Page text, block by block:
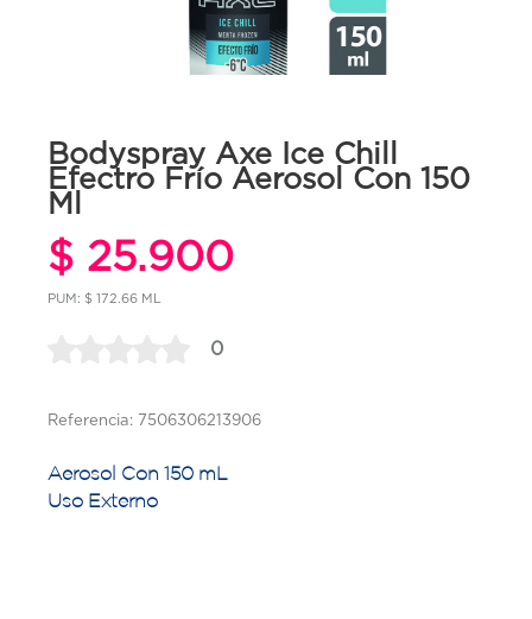
Bodyspray Axe Ice Chill
Efectro Frío Aerosol Con 150
Ml
$ 25.900
PUM: $ 172.66 ML
0
Referencia: 7506306213906
Aerosol Con 150 mL
Uso Externo